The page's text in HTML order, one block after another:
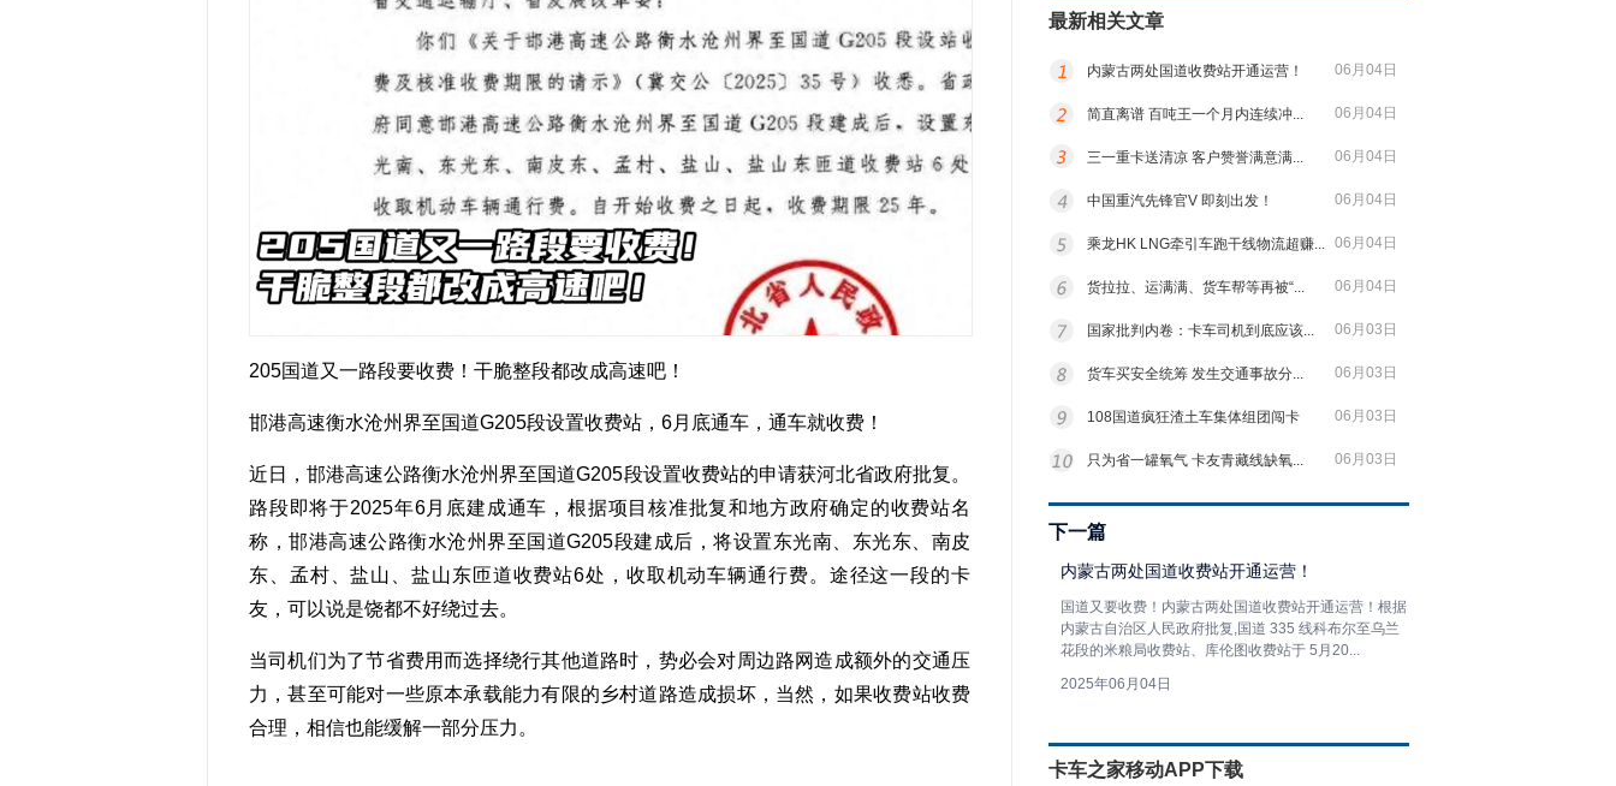
205国道又一路段要收费！干脆整段都改成高速吧！
邯港高速衡水沧州界至国道G205段设置收费站，6月底通车，通车就收费！
近日，邯港高速公路衡水沧州界至国道G205段设置收费站的申请获河北省政府批复。
路段即将于2025年6月底建成通车，根据项目核准批复和地方政府确定的收费站名
称，邯港高速公路衡水沧州界至国道G205段建成后，将设置东光南、东光东、南皮
东、孟村、盐山、盐山东匝道收费站6处，收取机动车辆通行费。途径这一段的卡
友，可以说是饶都不好绕过去。
当司机们为了节省费用而选择绕行其他道路时，势必会对周边路网造成额外的交通压
力，甚至可能对一些原本承载能力有限的乡村道路造成损坏，当然，如果收费站收费
合理，相信也能缓解一部分压力。
最新相关文章
内蒙古两处国道收费站开通运营！ 06月04日
简直离谱 百吨王一个月内连续冲... 06月04日
三一重卡送清凉 客户赞誉满意满... 06月04日
中国重汽先锋官V 即刻出发！ 06月04日
乘龙HK LNG牵引车跑干线物流超赚... 06月04日
货拉拉、运满满、货车帮等再被“... 06月04日
国家批判内卷：卡车司机到底应该... 06月03日
货车买安全统筹 发生交通事故分... 06月03日
108国道疯狂渣土车集体组团闯卡 06月03日
只为省一罐氧气 卡友青藏线缺氧... 06月03日
下一篇
内蒙古两处国道收费站开通运营！
国道又要收费！内蒙古两处国道收费站开通运营！根据
内蒙古自治区人民政府批复,国道 335 线科布尔至乌兰
花段的米粮局收费站、库伦图收费站于 5月20...
2025年06月04日
卡车之家移动APP下载